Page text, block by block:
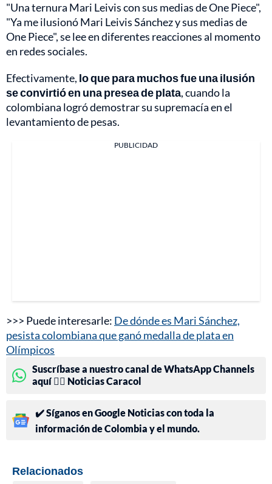
"Una ternura Mari Leivis con sus medias de One Piece",
"Ya me ilusionó Mari Leivis Sánchez y sus medias de
One Piece", se lee en diferentes reacciones al momento
en redes sociales.
Efectivamente, lo que para muchos fue una ilusión
se convirtió en una presea de plata, cuando la
colombiana logró demostrar su supremacía en el
levantamiento de pesas.
PUBLICIDAD
>>> Puede interesarle: De dónde es Mari Sánchez,
pesista colombiana que ganó medalla de plata en
Olímpicos
Suscríbase a nuestro canal de WhatsApp Channels
aquí 👉🏻 Noticias Caracol
✔️ Síganos en Google Noticias con toda la
información de Colombia y el mundo.
Relacionados